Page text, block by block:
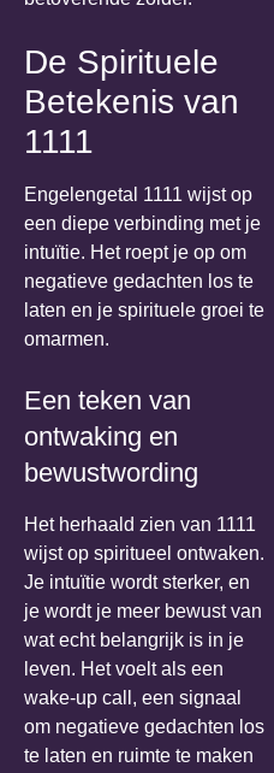
De Spirituele
Betekenis van
1111
Engelengetal 1111 wijst op
een diepe verbinding met je
intuïtie. Het roept je op om
negatieve gedachten los te
laten en je spirituele groei te
omarmen.
Een teken van
ontwaking en
bewustwording
Het herhaald zien van 1111
wijst op spiritueel ontwaken.
Je intuïtie wordt sterker, en
je wordt je meer bewust van
wat echt belangrijk is in je
leven. Het voelt als een
wake-up call, een signaal
om negatieve gedachten los
te laten en ruimte te maken